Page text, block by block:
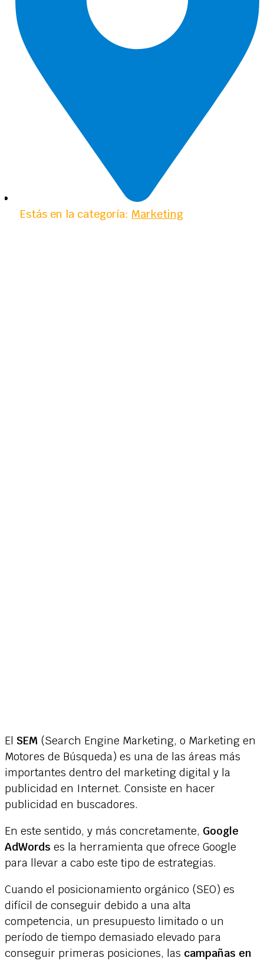
Estás en la categoría: Marketing
El SEM (Search Engine Marketing, o Marketing en
Motores de Búsqueda) es una de las áreas más
importantes dentro del marketing digital y la
publicidad en Internet. Consiste en hacer
publicidad en buscadores.
En este sentido, y más concretamente, Google
AdWords es la herramienta que ofrece Google
para llevar a cabo este tipo de estrategias.
Cuando el posicionamiento orgánico (SEO) es
difícil de conseguir debido a una alta
competencia, un presupuesto limitado o un
período de tiempo demasiado elevado para
conseguir primeras posiciones, las campañas en